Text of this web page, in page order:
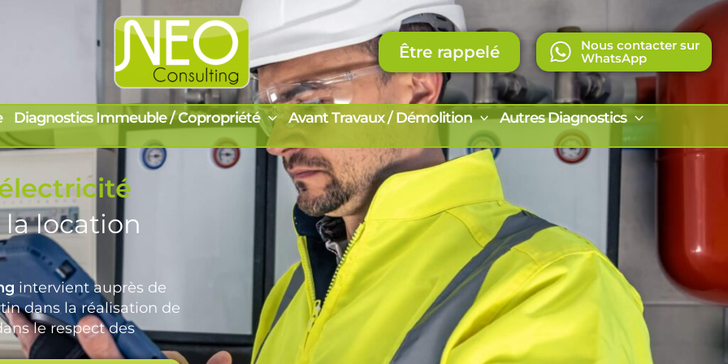
Être rappelé
Nous contacter sur
WhatsApp
Diagnostics Immeuble / Copropriété Avant Travaux / Démolition
Autres Diagnostics
location
intervient auprès de
dans la réalisation de
le respect des